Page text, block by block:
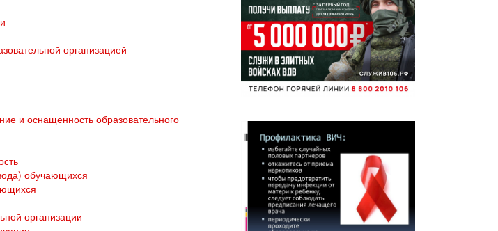
организацией
и оснащенность образовательного
обучающихся
организации